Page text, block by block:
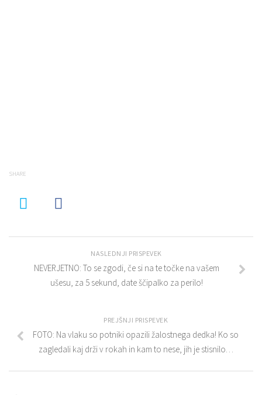
SHARE
NASLEDNJI PRISPEVEK
NEVERJETNO: To se zgodi, če si na te točke na vašem
ušesu, za 5 sekund, date ščipalko za perilo!
PREJŠNJI PRISPEVEK
FOTO: Na vlaku so potniki opazili žalostnega dedka! Ko so
zagledali kaj drži v rokah in kam to nese, jih je stisnilo…